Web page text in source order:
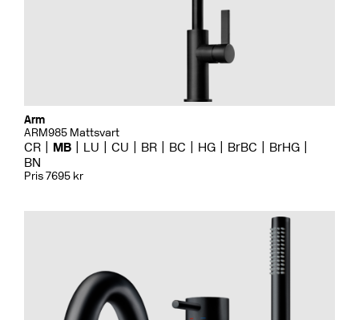
Arm
ARM985 Mattsvart
CR MB LU CU BR BC HG BrBC
BrHG
BN
Pris 7695 kr